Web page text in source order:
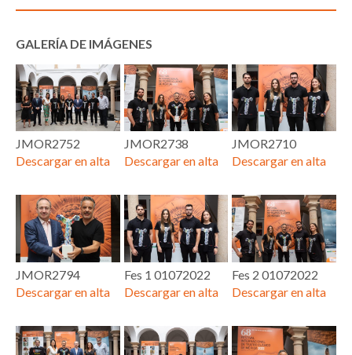
GALERÍA DE IMÁGENES
JMOR2752
Descargar en alta
JMOR2738
Descargar en alta
JMOR2710
Descargar en alta
JMOR2794
Descargar en alta
Fes 1 01072022
Descargar en alta
Fes 2 01072022
Descargar en alta